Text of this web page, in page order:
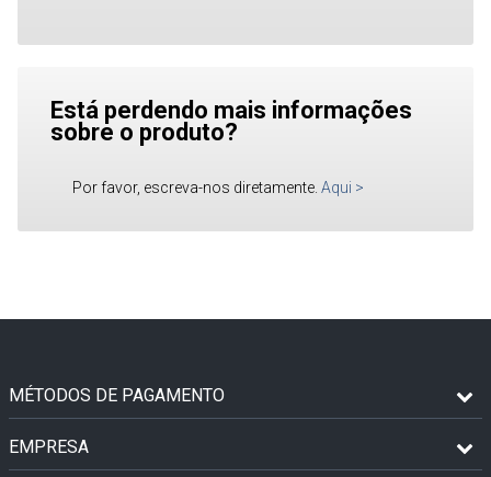
Está perdendo mais informações
sobre o produto?
Por favor, escreva-nos diretamente. Aqui >
MÉTODOS DE PAGAMENTO
EMPRESA